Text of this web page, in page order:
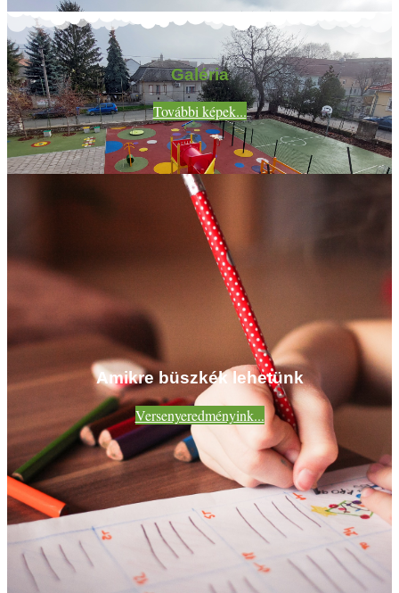
Galéria
További képek...
Amikre büszkék lehetünk
Versenyeredményink...